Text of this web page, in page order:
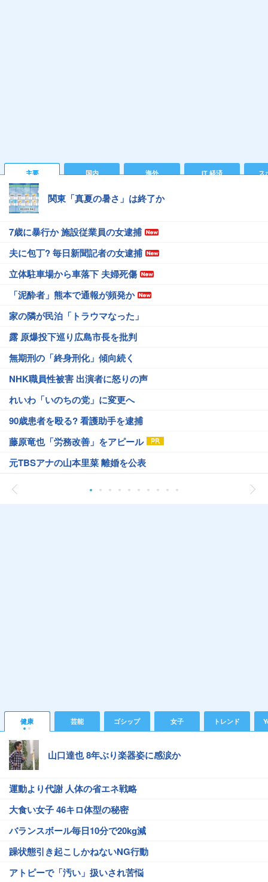
主要 国内 海外 IT 経済 ス
関東「真夏の暑さ」は終了か
7歳に暴行か 施設従業員の女逮捕
夫に包丁? 毎日新聞記者の女逮捕
立体駐車場から車落下 夫婦死傷
「泥酔者」熊本で通報が頻発か
家の隣が民泊「トラウマなった」
露 原爆投下巡り広島市長を批判
無期刑の「終身刑化」傾向続く
NHK職員性被害 出演者に怒りの声
れいわ「いのちの党」に変更へ
90歳患者を殴る? 看護助手を逮捕
藤原竜也「労務改善」をアピール
元TBSアナの山本里菜 離婚を公表
健康 芸能 ゴシップ 女子 トレンド
山口達也 8年ぶり楽器姿に感涙か
運動より代謝 人体の省エネ戦略
大食い女子 46キロ体型の秘密
バランスボール毎日10分で20kg減
躁状態引き起こしかねないNG行動
アトピーで「汚い」扱いされ苦悩